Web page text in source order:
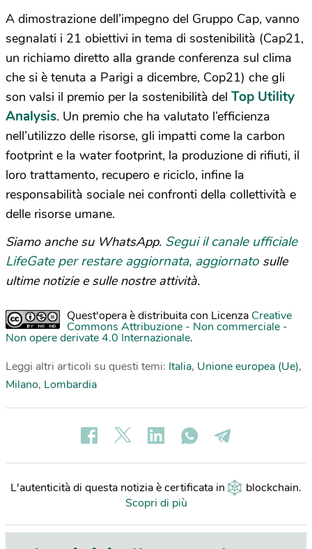
A dimostrazione dell’impegno del Gruppo Cap, vanno
segnalati i 21 obiettivi in tema di sostenibilità (Cap21,
un richiamo diretto alla grande conferenza sul clima
che si è tenuta a Parigi a dicembre, Cop21) che gli
son valsi il premio per la sostenibilità del Top Utility
Analysis. Un premio che ha valutato l’efficienza
nell’utilizzo delle risorse, gli impatti come la carbon
footprint e la water footprint, la produzione di rifiuti, il
loro trattamento, recupero e riciclo, infine la
responsabilità sociale nei confronti della collettività e
delle risorse umane.
Siamo anche su WhatsApp. Segui il canale ufficiale
LifeGate per restare aggiornata, aggiornato sulle
ultime notizie e sulle nostre attività.
Quest'opera è distribuita con Licenza Creative
Commons Attribuzione - Non commerciale -
Non opere derivate 4.0 Internazionale.
Leggi altri articoli su questi temi: Italia, Unione europea (Ue),
Milano, Lombardia
L'autenticità di questa notizia è certificata in blockchain.
Scopri di più